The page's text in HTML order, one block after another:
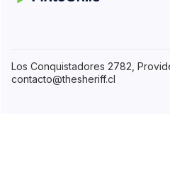
Los Conquistadores 2782,
contacto@thesheriff.cl